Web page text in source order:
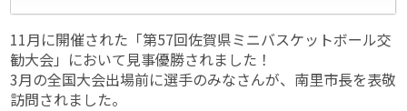
11月に開催された「第57回佐賀県ミニバスケットボール交
勧大会」において見事優勝されました！
3月の全国大会出場前に選手のみなさんが、南里市長を表敬
訪問されました。